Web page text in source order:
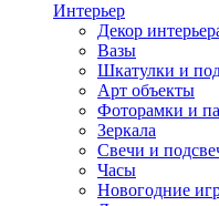
Интерьер
Декор
Вазы
Шкатулки и
Арт объекты
Фоторамки и
Зеркала
Свечи и
Часы
Новогодние